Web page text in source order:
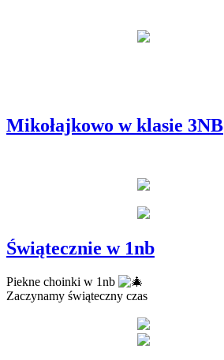
Mikołajkowo w klasie 3NB
Świątecznie w 1nb
Piekne choinki w 1nb
Zaczynamy świąteczny czas